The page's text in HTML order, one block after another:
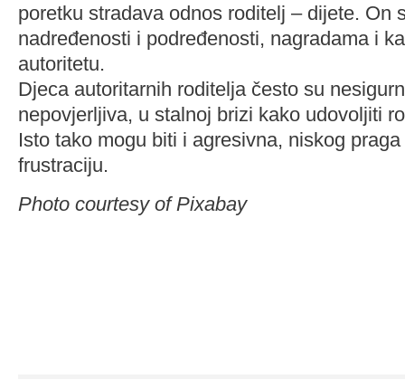
poretku stradava odnos roditelj – dijete. On
nadređenosti i podređenosti, nagradama i
autoritetu.
Djeca autoritarnih roditelja često su
nepovjerljiva, u stalnoj brizi kako udovoljiti
Isto tako mogu biti i agresivna, niskog
frustraciju.
Photo courtesy of Pixabay